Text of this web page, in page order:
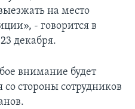
на место
- говорится в
декабря.
внимание будет
со стороны сотрудников